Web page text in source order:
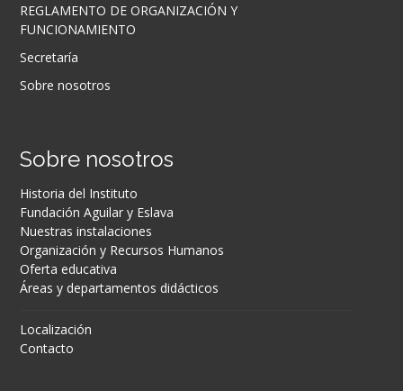
REGLAMENTO DE ORGANIZACIÓN Y
FUNCIONAMIENTO
Secretaría
Sobre nosotros
Sobre nosotros
Historia del Instituto
Fundación Aguilar y Eslava
Nuestras instalaciones
Organización y Recursos Humanos
Oferta educativa
Áreas y departamentos didácticos
Localización
Contacto